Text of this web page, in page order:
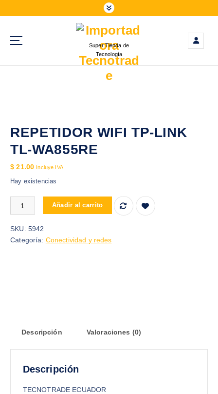
a
Super Tienda de
Tecnología
REPETIDOR WIFI TP-LINK
TL-WA855RE
$ 21.00 Incluye IVA
Hay existencias
REPETIDOR WIFI TP-LINK TL-WA855RE cantidad
Añadir al carrito
SKU: 5942
Categoría: Conectividad y redes
Descripción Valoraciones (0)
Descripción
TECNOTRADE ECUADOR